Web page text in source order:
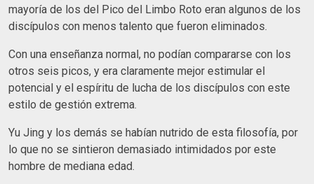
mayoría de los del Pico del Limbo Roto eran algunos de los
discípulos con menos talento que fueron eliminados.
Con una enseñanza normal, no podían compararse con los
otros seis picos, y era claramente mejor estimular el
potencial y el espíritu de lucha de los discípulos con este
estilo de gestión extrema.
Yu Jing y los demás se habían nutrido de esta filosofía, por
lo que no se sintieron demasiado intimidados por este
hombre de mediana edad.